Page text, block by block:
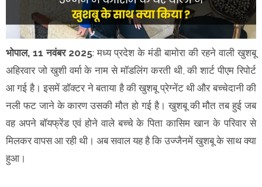
भोपाल, 11 नवंबर 2025: मध्य प्रदेश के मंडी बामोरा की रहने वाली खुशबू
अहिरवार जो खुशी वर्मा के नाम से मॉडलिंग करती थी, की शार्ट पीएम रिपोर्ट
आ गई है। इसमें डॉक्टर ने बताया है की खुशबू प्रेग्नेंट थी और बच्चेदानी की
नली फट जाने के कारण उसकी मौत हो गई है। खुशबू की मौत तब हुई जब
वह अपने बॉयफ्रेंड एवं होने वाले बच्चे के पिता कासिम खान के परिवार से
मिलकर वापस आ रही थी। अब सवाल यह है कि उज्जैनमें खुशबू के साथ क्या
हुआ।